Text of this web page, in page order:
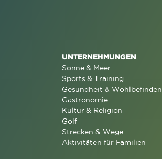
UNTERNEHMUNGEN
Sonne & Meer
Sports & Training
Gesundheit & Wohlbefinden
Gastronomie
Kultur & Religion
Golf
Strecken & Wege
Aktivitäten für Familien